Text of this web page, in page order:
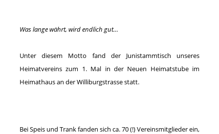
Was lange währt, wird endlich gut…
Unter diesem Motto fand der Junistammtisch unseres
Heimatvereins zum 1. Mal in der Neuen Heimatstube im
Heimathaus an der Williburgstrasse statt.
Bei Speis und Trank fanden sich ca. 70 (!) Vereinsmitglieder ein,